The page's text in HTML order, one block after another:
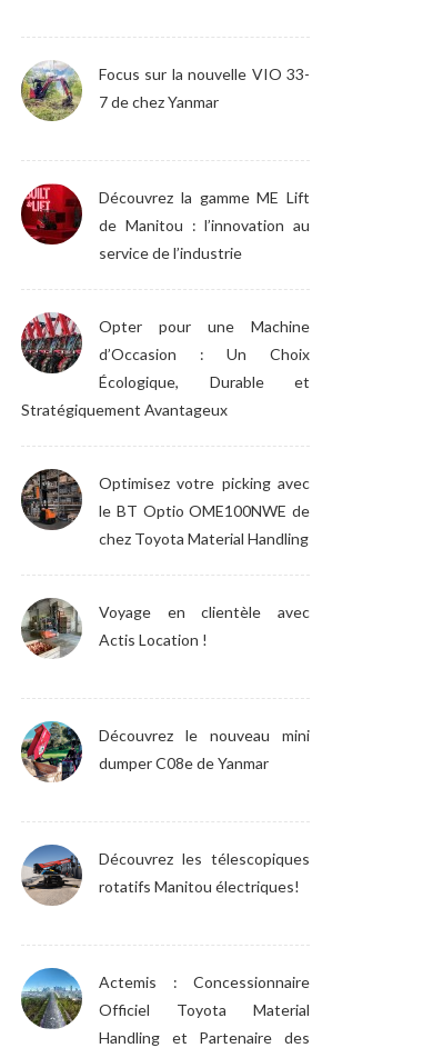
Focus sur la nouvelle VIO 33-
7 de chez Yanmar
Découvrez la gamme ME Lift
de Manitou : l’innovation au
service de l’industrie
Opter pour une Machine
d’Occasion : Un Choix
Écologique, Durable et
Stratégiquement Avantageux
Optimisez votre picking avec
le BT Optio OME100NWE de
chez Toyota Material Handling
Voyage en clientèle avec
Actis Location !
Découvrez le nouveau mini
dumper C08e de Yanmar
Découvrez les télescopiques
rotatifs Manitou électriques!
Actemis : Concessionnaire
Officiel Toyota Material
Handling et Partenaire des